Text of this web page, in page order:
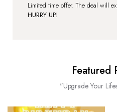
Limited time offer. The deal will
HURRY UP!
Featured
"Upgrade Your